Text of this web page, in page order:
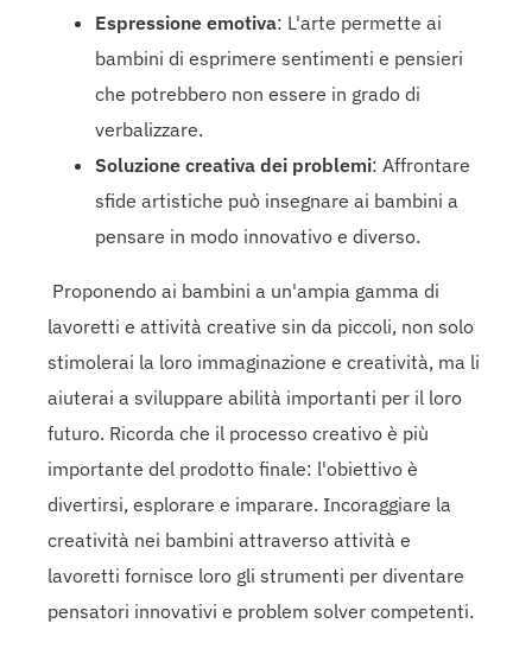
Espressione emotiva: L'arte permette ai
bambini di esprimere sentimenti e pensieri
che potrebbero non essere in grado di
verbalizzare.
Soluzione creativa dei problemi: Affrontare
sfide artistiche può insegnare ai bambini a
pensare in modo innovativo e diverso.
Proponendo ai bambini a un'ampia gamma di
lavoretti e attività creative sin da piccoli, non solo
stimolerai la loro immaginazione e creatività, ma li
aiuterai a sviluppare abilità importanti per il loro
futuro. Ricorda che il processo creativo è più
importante del prodotto finale: l'obiettivo è
divertirsi, esplorare e imparare. Incoraggiare la
creatività nei bambini attraverso attività e
lavoretti fornisce loro gli strumenti per diventare
pensatori innovativi e problem solver competenti.